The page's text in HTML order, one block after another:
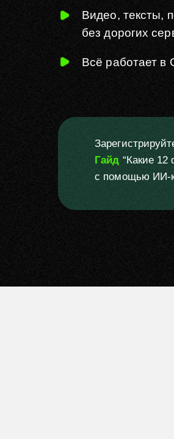
Видео, тексты,
без дорогих
Всё работает в
Гайд “Какие
с помощью ИИ-